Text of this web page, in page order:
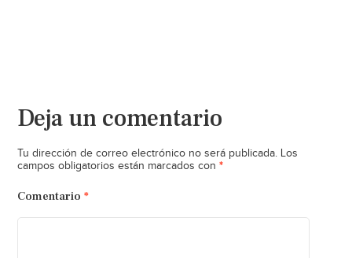
Deja un comentario
Tu dirección de correo electrónico no será publicada. Los
campos obligatorios están marcados con *
Comentario *